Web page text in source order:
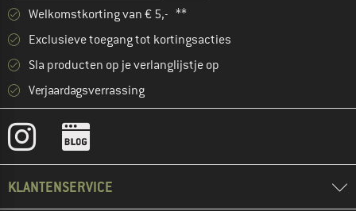
Welkomstkorting van € 5,- **
Exclusieve toegang tot kortingsacties
Sla producten op je verlanglijstje op
Verjaardagsverrassing
KLANTENSERVICE